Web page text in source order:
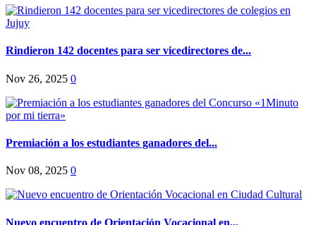
Rindieron 142 docentes para ser vicedirectores de...
Nov 26, 2025 0
Premiación a los estudiantes ganadores del...
Nov 08, 2025 0
Nuevo encuentro de Orientación Vocacional en...